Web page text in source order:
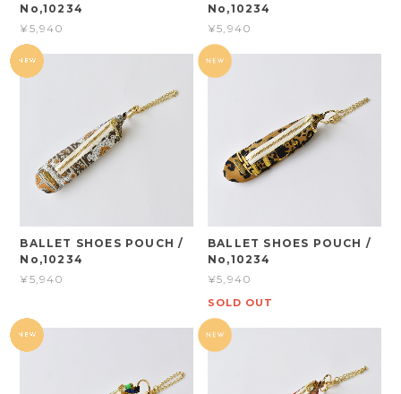
No,10234
¥5,940
No,10234
¥5,940
BALLET SHOES POUCH /
No,10234
¥5,940
BALLET SHOES POUCH /
No,10234
¥5,940
SOLD OUT